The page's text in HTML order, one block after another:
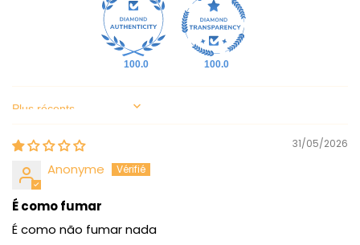
100.0 100.0
Sort by
31/05/2026
Anonyme
É como fumar
É como não fumar nada